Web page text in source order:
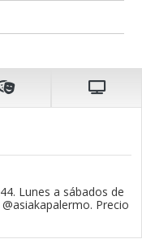
Lunes a sábados de
Precio